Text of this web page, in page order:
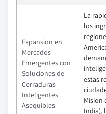
Expansion en
Mercados
Emergentes con
Soluciones de
Cerraduras
Inteligentes
Asequibles
La
los
estas
Mision
India),